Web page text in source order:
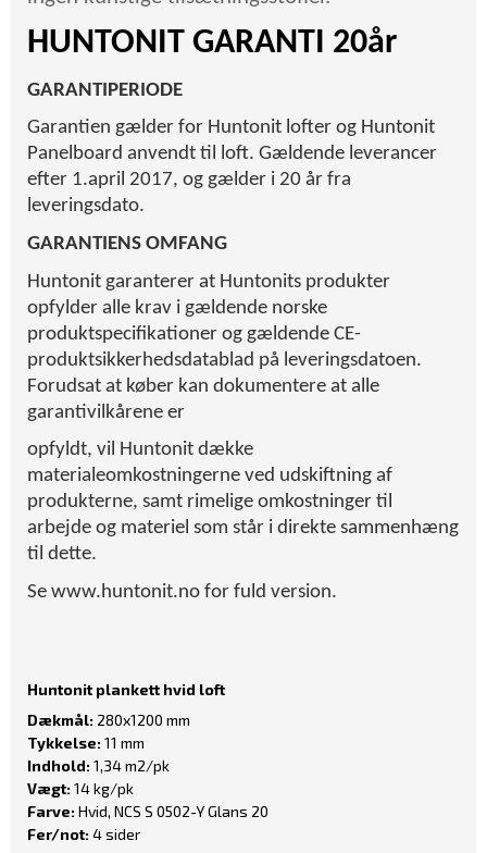
HUNTONIT GARANTI 20år
GARANTIPERIODE
Garantien gælder for Huntonit lofter og Huntonit
Panelboard anvendt til loft. Gældende leverancer
efter 1.april 2017, og gælder i 20 år fra
leveringsdato.
GARANTIENS OMFANG
Huntonit garanterer at Huntonits produkter
opfylder alle krav i gældende norske
produktspecifikationer og gældende CE-
produktsikkerhedsdatablad på leveringsdatoen.
Forudsat at køber kan dokumentere at alle
garantivilkårene er
opfyldt, vil Huntonit dække
materialeomkostningerne ved udskiftning af
produkterne, samt rimelige omkostninger til
arbejde og materiel som står i direkte sammenhæng
til dette.
Se www.huntonit.no for fuld version.
Huntonit plankett hvid loft
Dækmål: 280x1200 mm
Tykkelse: 11 mm
Indhold: 1,34 m2/pk
Vægt: 14 kg/pk
Farve: Hvid, NCS S 0502-Y Glans 20
Fer/not: 4 sider